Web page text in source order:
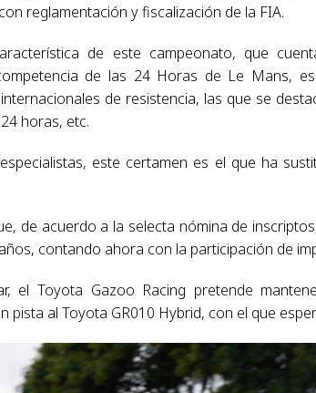
con reglamentación y fiscalización de la FIA.
de este campeonato, que
de las 24 Horas de Le Mans,
de resistencia, las que se
horas, etc.
este certamen es el que ha
de acuerdo a la selecta nómina de
contando ahora con la participación de
el Toyota Gazoo Racing pretende
pista al Toyota GR010 Hybrid, con el que